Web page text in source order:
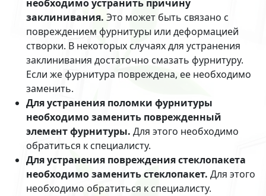
необходимо устранить причину
заклинивания. Это может быть связано с
повреждением фурнитуры или деформацией
створки. В некоторых случаях для устранения
заклинивания достаточно смазать фурнитуру.
Если же фурнитура повреждена, ее необходимо
заменить.
Для устранения поломки фурнитуры
необходимо заменить поврежденный
элемент фурнитуры. Для этого необходимо
обратиться к специалисту.
Для устранения повреждения стеклопакета
необходимо заменить стеклопакет. Для этого
необходимо обратиться к специалисту.